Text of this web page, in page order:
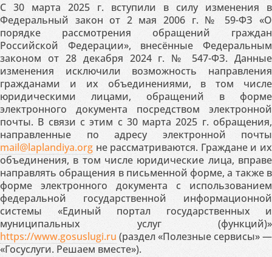
С 30 марта 2025 г. вступили в силу изменения в
Федеральный закон от 2 мая 2006 г. № 59-ФЗ «О
порядке рассмотрения обращений граждан
Российской Федерации», внесённые Федеральным
законом от 28 декабря 2024 г. № 547-ФЗ. Данные
изменения исключили возможность направления
гражданами и их объединениями, в том числе
юридическими лицами, обращений в форме
электронного документа посредством электронной
почты. В связи с этим с 30 марта 2025 г. обращения,
направленные по адресу электронной почты
mail@laplandiya.org не рассматриваются. Граждане и их
объединения, в том числе юридические лица, вправе
направлять обращения в письменной форме, а также в
форме электронного документа с использованием
федеральной государственной информационной
системы «Единый портал государственных и
муниципальных услуг (функций)»
https://www.gosuslugi.ru (раздел «Полезные сервисы» —
«Госуслуги. Решаем вместе»).